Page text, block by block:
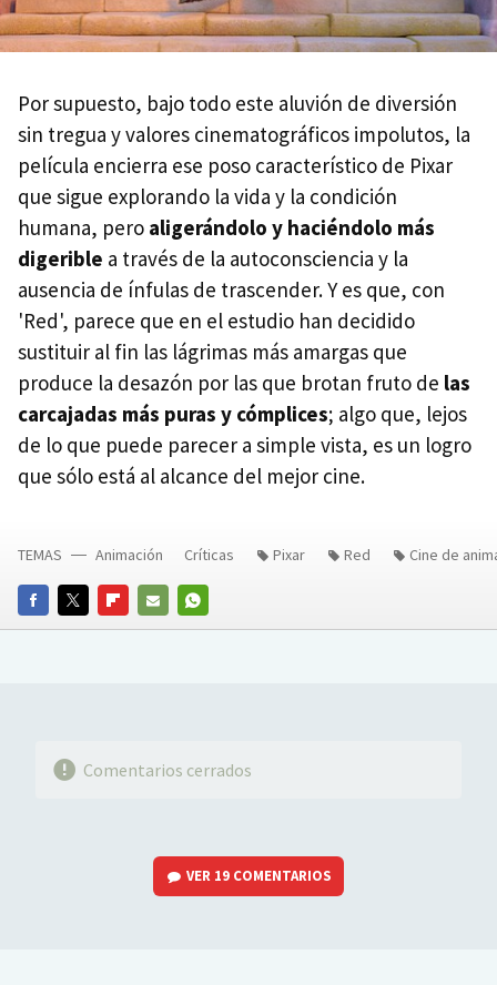
Por supuesto, bajo todo este aluvión de diversión
sin tregua y valores cinematográficos impolutos, la
película encierra ese poso característico de Pixar
que sigue explorando la vida y la condición
humana, pero aligerándolo y haciéndolo más
digerible a través de la autoconsciencia y la
ausencia de ínfulas de trascender. Y es que, con
'Red', parece que en el estudio han decidido
sustituir al fin las lágrimas más amargas que
produce la desazón por las que brotan fruto de las
carcajadas más puras y cómplices; algo que, lejos
de lo que puede parecer a simple vista, es un logro
que sólo está al alcance del mejor cine.
FACEBOOKTWITTERFLIPBOARD
E-
WHATSAPP
TEMAS Animación Críticas Pixar Red Cine de
Comentarios cerrados
VER 19 COMENTARIOS